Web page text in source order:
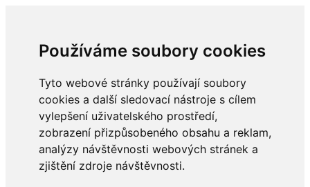
Používáme soubory cookies
Tyto webové stránky používají soubory
cookies a další sledovací nástroje s cílem
vylepšení uživatelského prostředí,
zobrazení přizpůsobeného obsahu a reklam,
analýzy návštěvnosti webových stránek a
zjištění zdroje návštěvnosti.